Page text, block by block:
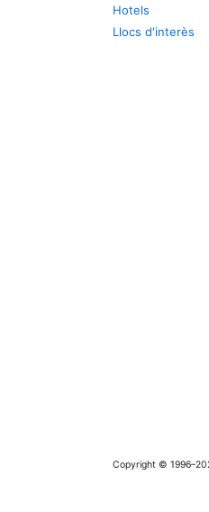
Hotels
Llocs d'interès
Copyright ©